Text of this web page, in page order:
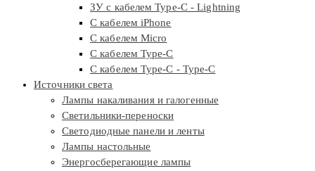
ЗУ с кабелем Type-C - Lightning
С кабелем iPhone
С кабелем Micro
С кабелем Type-C
С кабелем Type-C - Type-C
Источники света
Лампы накаливания и галогенные
Светильники-переноски
Светодиодные панели и ленты
Лампы настольные
Энергосберегающие лампы